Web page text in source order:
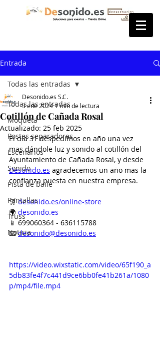
Entrada
Todas las entradas
Moqueta
Postes separadores
Escenarios
Sonido
Pista de baile
Pantallas
Truss
Noticia
Todas las entradas
Cotillón de Cañada Rosal
Desonido.es S.C.
3 ene 20241 min de lectura
Actualizado: 25 feb 2025
El día 31 despedimos en año una vez
mas dándole luz y sonido al cotillón del
Ayuntamiento de Cañada Rosal, y desde
Desonido.es agradecemos un año mas la
confianza puesta en nuestra empresa.
🛒 desonido.es/online-store
🌍 desonido.es
📱 699060364 - 636115788
📧 desonido@desonido.es
https://video.wixstatic.com/video/65f190_a
5db83fe4f7c441d9ce6bb0fe41b261a/1080
p/mp4/file.mp4